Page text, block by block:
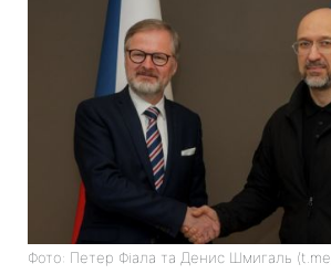
Фото: Петер Фіала та Денис Шмигаль